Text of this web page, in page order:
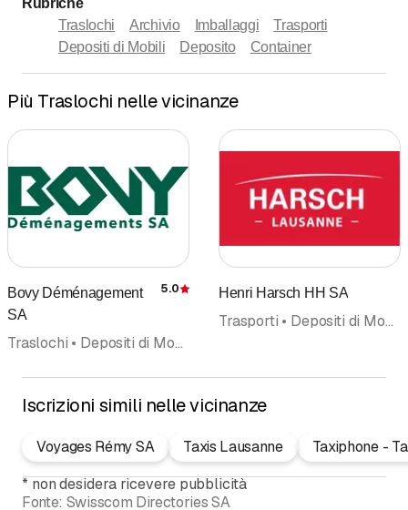
Rubriche
Traslochi
Archivio Imballaggi
Trasporti
Depositi di Mobili
Deposito Container
Più Traslochi nelle vicinanze
Bovy Déménagement
SA
Recensione
5.0
Traslochi • Depositi di Mobili
Henri Harsch HH SA
Trasporti • Depositi di Mobili • Traslochi • Trasporto mobili • Self storage
Iscrizioni simili nelle vicinanze
Voyages Rémy SA Taxis Lausanne
Taxiphone -
*non desidera ricevere pubblicità
Fonte: Swisscom Directories SA